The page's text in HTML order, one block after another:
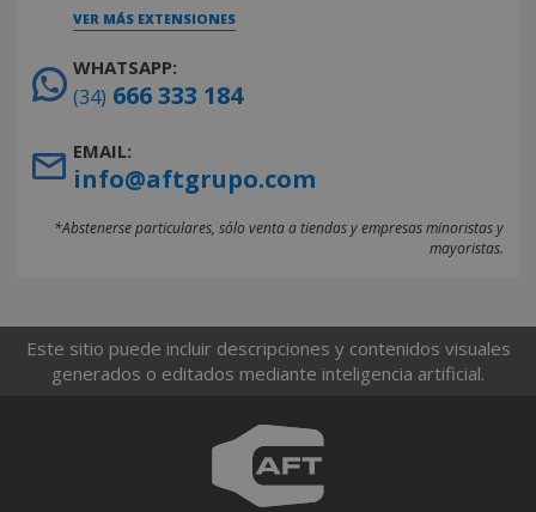
VER MÁS EXTENSIONES
WHATSAPP:
(34) 666 333 184
EMAIL:
info@aftgrupo.com
*Abstenerse particulares, sólo venta a tiendas y empresas minoristas y
mayoristas.
Este sitio puede incluir descripciones y contenidos visuales
generados o editados mediante inteligencia artificial.